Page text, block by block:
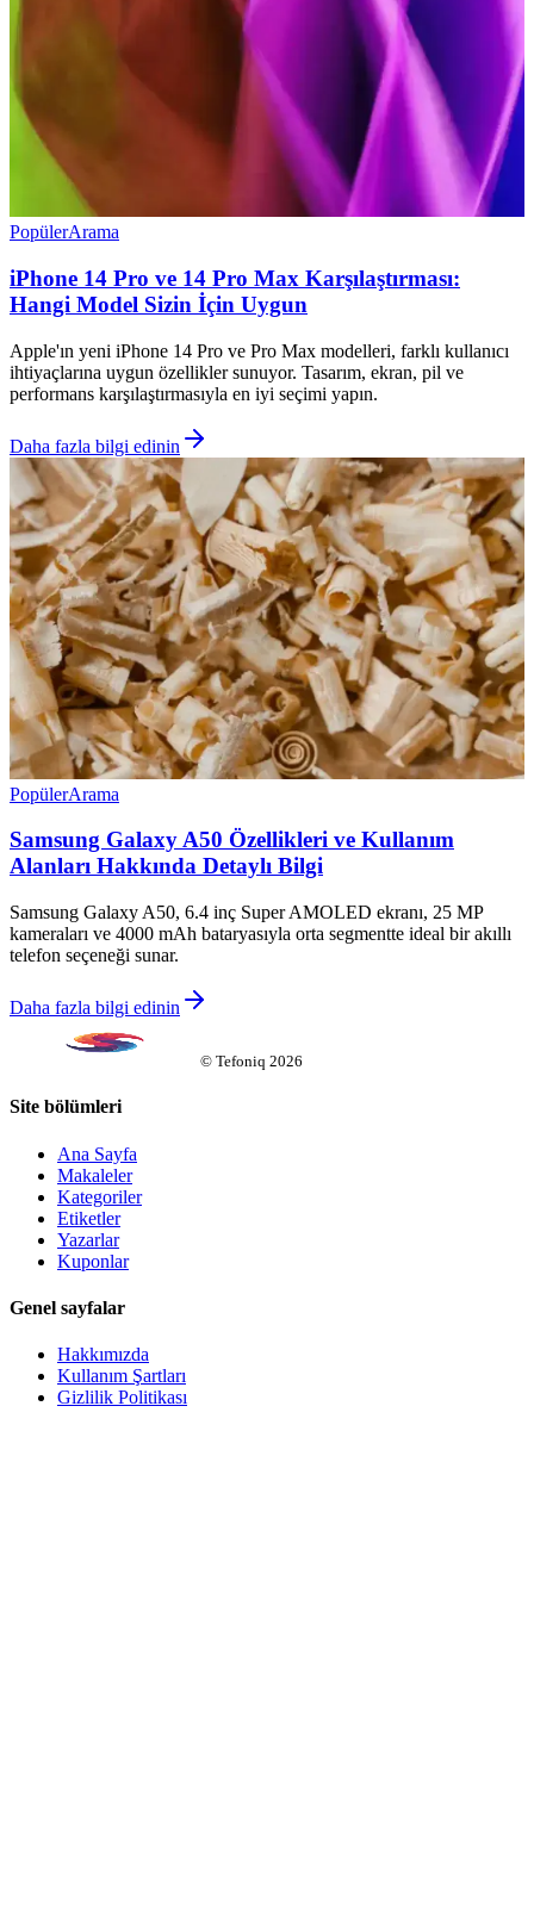
PopülerArama
iPhone 14 Pro ve 14 Pro Max Karşılaştırması:
Hangi Model Sizin İçin Uygun
Apple'ın yeni iPhone 14 Pro ve Pro Max modelleri, farklı kullanıcı
ihtiyaçlarına uygun özellikler sunuyor. Tasarım, ekran, pil ve
performans karşılaştırmasıyla en iyi seçimi yapın.
Daha fazla bilgi edinin
PopülerArama
Samsung Galaxy A50 Özellikleri ve Kullanım
Alanları Hakkında Detaylı Bilgi
Samsung Galaxy A50, 6.4 inç Super AMOLED ekranı, 25 MP
kameraları ve 4000 mAh bataryasıyla orta segmentte ideal bir akıllı
telefon seçeneği sunar.
Daha fazla bilgi edinin
© Tefoniq 2026
Site bölümleri
Ana Sayfa
Makaleler
Kategoriler
Etiketler
Yazarlar
Kuponlar
Genel sayfalar
Hakkımızda
Kullanım Şartları
Gizlilik Politikası